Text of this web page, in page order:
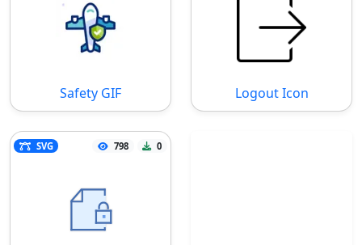
Safety GIF Logout Icon
SVG 798 0